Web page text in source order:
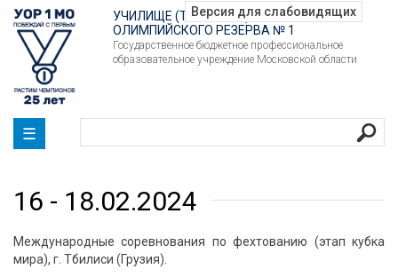
УЧИЛИЩЕ (ТЕХНИКУМ)
ОЛИМПИЙСКОГО РЕЗЕРВА № 1
Государственное бюджетное профессиональное
образовательное учреждение Московской области
☰
16 - 18.02.2024
Международные соревнования по фехтованию (этап кубка
мира), г. Тбилиси (Грузия).